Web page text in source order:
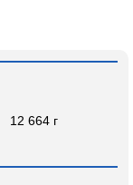
12 664 г